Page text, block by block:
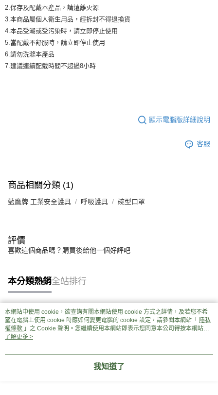
2.保存及配戴本產品，請遠離火源
3.本商品屬個人衛生用品，經拆封不得退換貨
4.本品受潮或受污染時，請立即停止使用
5.當配戴不舒服時，請立即停止使用
6.請勿洗滌本產品
7.建議連續配戴時間不超過8小時
顯示電腦版詳細說明
客服
商品相關分類 (1)
藍鷹牌 工業安全護具 呼吸護具 碗型口罩
評價
喜歡這個商品嗎？購買後給他一個好評吧
本分類熱銷全站排行
熱門標籤
本網站中使用 cookie，欲查詢有關本網站使用 cookie 方式之詳情，及若您不希
望在電腦上使用 cookie 時應如何變更電腦的 cookie 設定，請參閱本網站「 隱私
權條款 」之 Cookie 聲明。您繼續使用本網站即表示您同意本公司得按本網站使
用條款之 Cookie 聲明使用 cookie。
了解更多 >
我知道了